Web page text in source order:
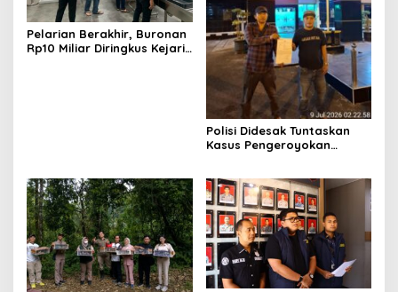
Pelarian Berakhir, Buronan
Rp10 Miliar Diringkus Kejari
Polisi Didesak Tuntaskan
Kasus Pengeroyokan